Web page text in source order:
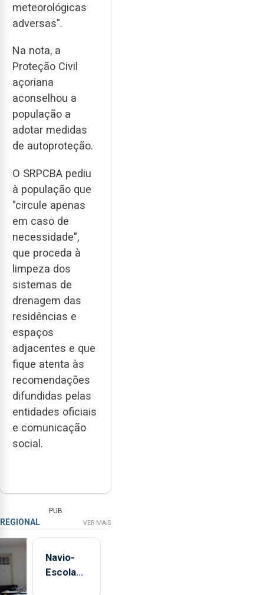
meteorológicas
adversas".
Na nota, a
Proteção Civil
açoriana
aconselhou a
população a
adotar medidas
de autoproteção.
O SRPCBA pediu
à população que
"circule apenas
em caso de
necessidade",
que proceda à
limpeza dos
sistemas de
drenagem das
residências e
espaços
adjacentes e que
fique atenta às
recomendações
difundidas pelas
entidades oficiais
e comunicação
social.
PUB
REGIONAL VER MAIS
Navio-
Escola